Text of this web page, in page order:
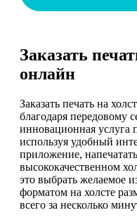
Заказать
онлайн
Заказать печать на
благодаря передовому
инновационная услуга
используя удобный
приложение,
высококачественном
это выбрать желаемое
форматом на холсте
всего за несколько